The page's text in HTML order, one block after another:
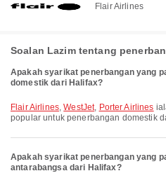
Flair Airlines
Soalan Lazim tentang
Apakah syarikat penerbangan yang
domestik dari Halifax?
Flair Airlines,WestJet, Porter Airlines
popular untuk penerbangan domestik
Apakah syarikat penerbangan yang
antarabangsa dari Halifax?